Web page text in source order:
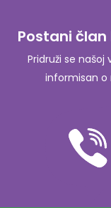
Postani član
Pridruži se
informisan o